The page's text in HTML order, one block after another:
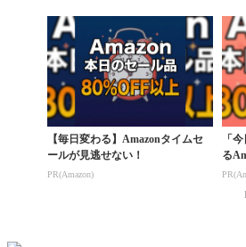
【毎日変わる】Amazonタイムセ
ールが見逃せない！
PR(Amazon)
「
る
ない